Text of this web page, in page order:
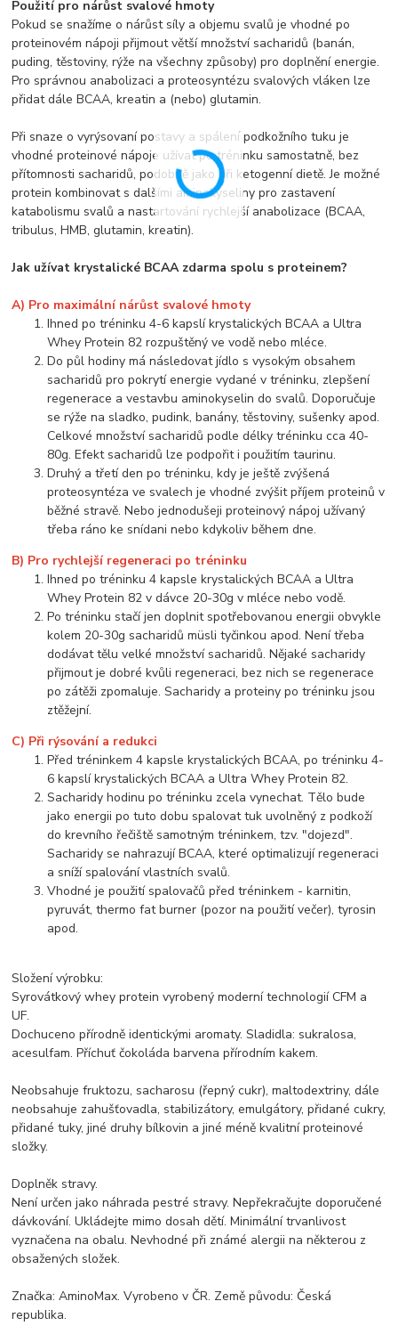
Použití pro nárůst svalové hmoty
Pokud se snažíme o nárůst síly a objemu svalů je vhodné po
proteinovém nápoji přijmout větší množství sacharidů (banán,
puding, těstoviny, rýže na všechny způsoby) pro doplnění energie.
Pro správnou anabolizaci a proteosyntézu svalových vláken lze
přidat dále BCAA, kreatin a (nebo) glutamin.
Při snaze o vyrýsovaní postavy a spálení podkožního tuku je
vhodné proteinové nápoje užívat po tréninku samostatně, bez
přítomnosti sacharidů, podobně jako při ketogenní dietě. Je možné
protein kombinovat s dalšími aminokyseliny pro zastavení
katabolismu svalů a nastartování rychlejší anabolizace (BCAA,
tribulus, HMB, glutamin, kreatin).
Jak užívat krystalické BCAA zdarma spolu s proteinem?
A) Pro maximální nárůst svalové hmoty
Ihned po tréninku 4-6 kapslí krystalických BCAA a Ultra
Whey Protein 82 rozpuštěný ve vodě nebo mléce.
Do půl hodiny má následovat jídlo s vysokým obsahem
sacharidů pro pokrytí energie vydané v tréninku, zlepšení
regenerace a vestavbu aminokyselin do svalů. Doporučuje
se rýže na sladko, pudink, banány, těstoviny, sušenky apod.
Celkové množství sacharidů podle délky tréninku cca 40-
80g. Efekt sacharidů lze podpořit i použitím taurinu.
Druhý a třetí den po tréninku, kdy je ještě zvýšená
proteosyntéza ve svalech je vhodné zvýšit příjem proteinů v
běžné stravě. Nebo jednodušeji proteinový nápoj užívaný
třeba ráno ke snídani nebo kdykoliv během dne.
B) Pro rychlejší regeneraci po tréninku
Ihned po tréninku 4 kapsle krystalických BCAA a Ultra
Whey Protein 82 v dávce 20-30g v mléce nebo vodě.
Po tréninku stačí jen doplnit spotřebovanou energii obvykle
kolem 20-30g sacharidů müsli tyčinkou apod. Není třeba
dodávat tělu velké množství sacharidů. Nějaké sacharidy
přijmout je dobré kvůli regeneraci, bez nich se regenerace
po zátěži zpomaluje. Sacharidy a proteiny po tréninku jsou
ztěžejní.
C) Při rýsování a redukci
Před tréninkem 4 kapsle krystalických BCAA, po tréninku 4-
6 kapslí krystalických BCAA a Ultra Whey Protein 82.
Sacharidy hodinu po tréninku zcela vynechat. Tělo bude
jako energii po tuto dobu spalovat tuk uvolněný z podkoží
do krevního řečiště samotným tréninkem, tzv. "dojezd".
Sacharidy se nahrazují BCAA, které optimalizují regeneraci
a sníží spalování vlastních svalů.
Vhodné je použití spalovačů před tréninkem - karnitin,
pyruvát, thermo fat burner (pozor na použití večer), tyrosin
apod.
Složení výrobku:
Syrovátkový whey protein vyrobený moderní technologií CFM a
UF.
Dochuceno přírodně identickými aromaty. Sladidla: sukralosa,
acesulfam. Příchuť čokoláda barvena přírodním kakem.
Neobsahuje fruktozu, sacharosu (řepný cukr), maltodextriny, dále
neobsahuje zahušťovadla, stabilizátory, emulgátory, přidané cukry,
přidané tuky, jiné druhy bílkovin a jiné méně kvalitní proteinové
složky.
Doplněk stravy.
Není určen jako náhrada pestré stravy. Nepřekračujte doporučené
dávkování. Ukládejte mimo dosah dětí. Minimální trvanlivost
vyznačena na obalu. Nevhodné při známé alergii na některou z
obsažených složek.
Značka: AminoMax. Vyrobeno v ČR. Země původu: Česká
republika.